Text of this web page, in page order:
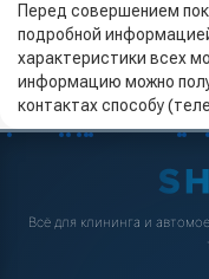
Перед совершением
подробной
характеристики всех
информацию можно
контактах способу
Всё для клининга и